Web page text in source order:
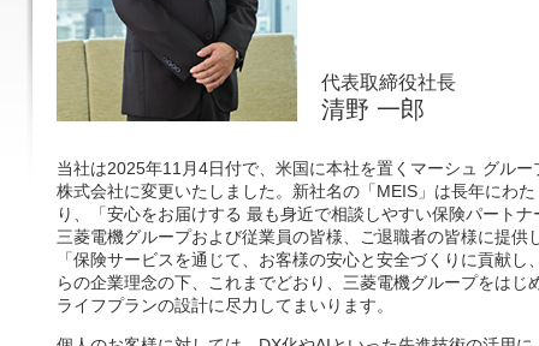
代表取締役社長
清野 一郎
当社は2025年11月4日付で、米国に本社を置くマーシュ グル
株式会社に変更いたしました。新社名の「MEIS」は長年にわ
り、「安心をお届けする 最も身近で相談しやすい保険パート
三菱電機グループおよび従業員の皆様、ご退職者の皆様に提
「保険サービスを通じて、お客様の安心と安全づくりに貢献
らの企業理念の下、これまでどおり、三菱電機グループをは
ライフプランの設計に尽力してまいります。